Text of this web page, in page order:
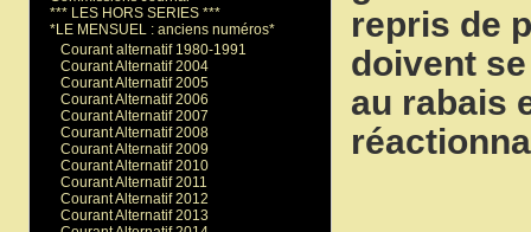
repris de
doivent
au rabais
*** LES HORS SERIES ***
*LE MENSUEL : anciens numéros*
Courant alternatif 1980-1991
Courant Alternatif 2004
Courant Alternatif 2005
Courant Alternatif 2006
Courant Alternatif 2007
Courant Alternatif 2008
Courant Alternatif 2009
Courant Alternatif 2010
Courant Alternatif 2011
Courant Alternatif 2012
Courant Alternatif 2013